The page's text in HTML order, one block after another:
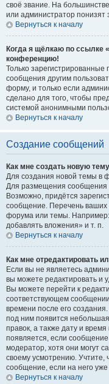
своё звание. На
или администратор понизят
Вернуться к началу
Когда я щёлкаю по ссылке
конференцию!
Только зарегистрированные
сообщения другим
форму, и только если
сделано для того, чтобы
системой анонимными
Вернуться к началу
Создание сообщений
Как мне создать новую
Для создания новой темы в
Для размещения сообщения
Возможно, придётся
сообщение. Перечень ваших
форума или темы.
добавлять вложения» и т. п.
Вернуться к началу
Как мне отредактировать
Если вы не являетесь
вы можете редактировать и
Вы можете перейти к
соответствующем
времени после его
под ним появится
правок, а также дату и
появляется, если
модератор, хотя они могут
своему усмотрению. Учтите,
сообщение, если на него уже
Вернуться к началу